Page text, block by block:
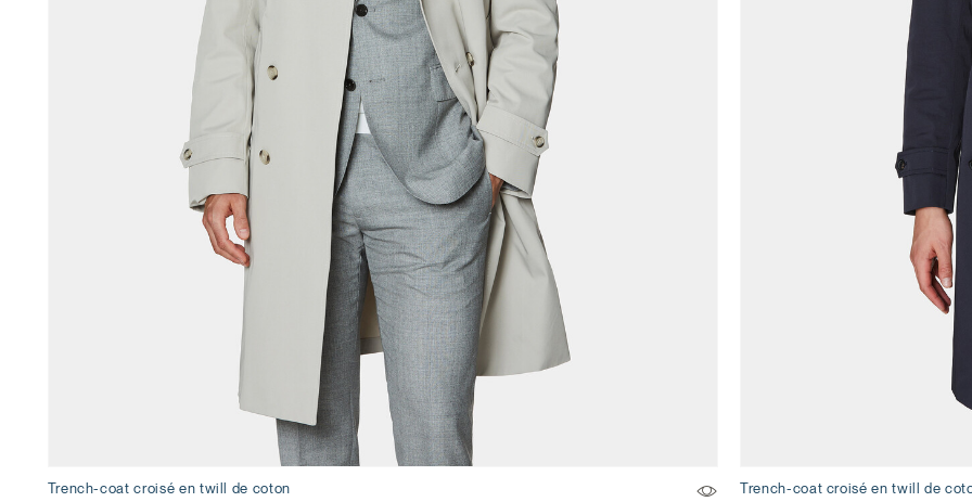
Trench-coat croisé en twill de coton Trench-coat croisé en twill de